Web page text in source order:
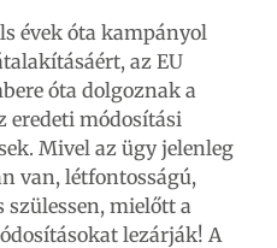
évek óta kampányol
az EU
óta dolgoznak a
eredeti módosítási
Mivel az ügy jelenleg
van, létfontosságú,
mielőtt a
lezárják! A